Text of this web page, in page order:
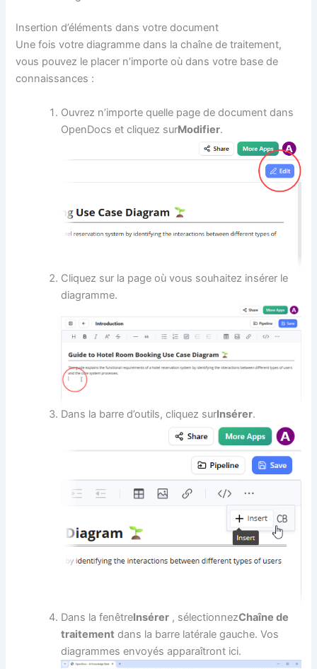
Insertion d’éléments dans votre document
Une fois votre diagramme dans la chaîne de traitement,
vous pouvez le placer n’importe où dans votre base de
connaissances :
Ouvrez n’importe quelle page de document dans
OpenDocs et cliquez surModifier.
Cliquez sur la page où vous souhaitez insérer le
diagramme.
Dans la barre d’outils, cliquez surInsérer.
Dans la fenêtreInsérer , sélectionnezChaîne de
traitement dans la barre latérale gauche. Vos
diagrammes envoyés apparaîtront ici.